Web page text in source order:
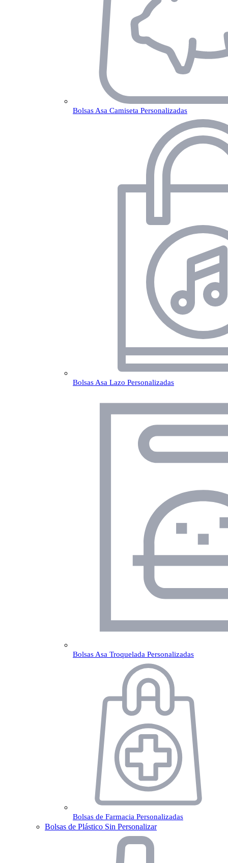
Bolsas Asa Camiseta Personalizadas
Bolsas Asa Lazo Personalizadas
Bolsas Asa Troquelada Personalizadas
Bolsas de Farmacia Personalizadas
Bolsas de Plástico Sin Personalizar